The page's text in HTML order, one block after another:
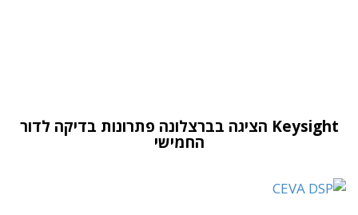
Keysight הציגה בברצלונה פתרונות בדיקה לדור
החמישי